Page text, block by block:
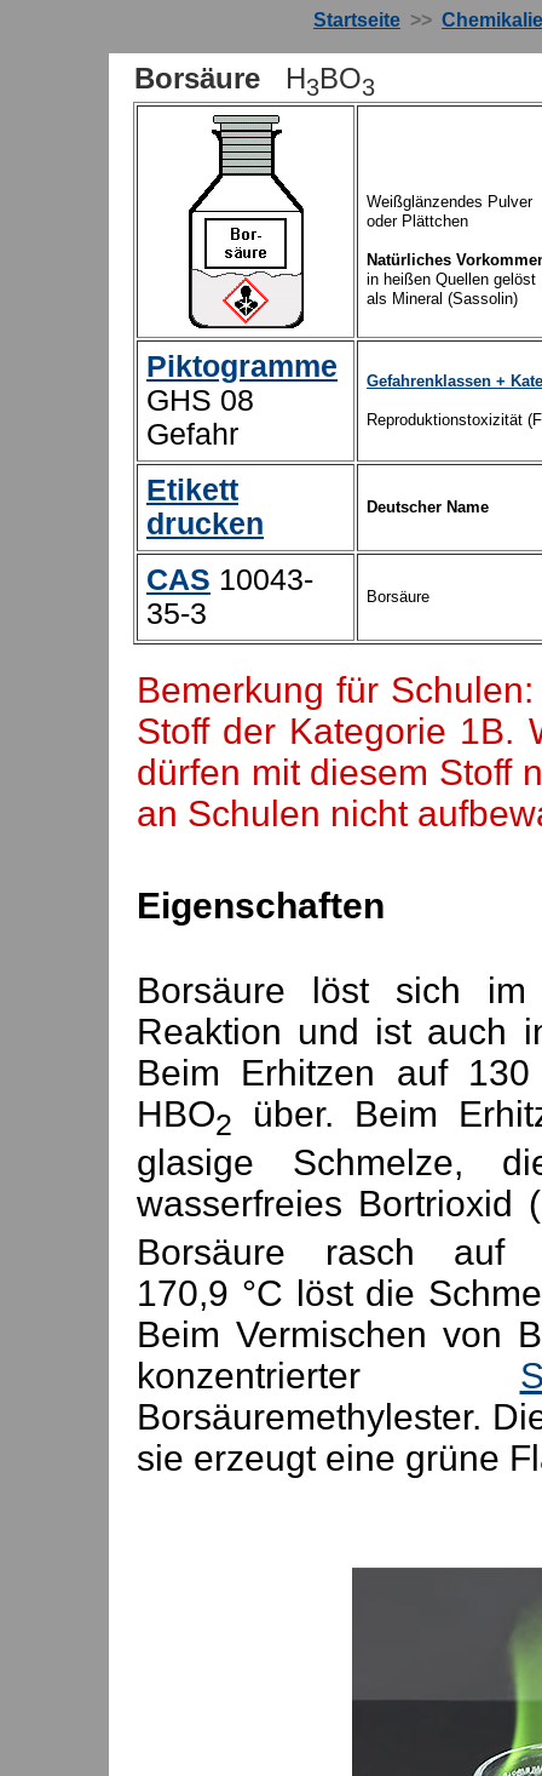
Startseite >>
Borsäure H3BO3
Weißglänzendes Pulver
oder Plättchen
Natürliches
in heißen Quellen gelöst
als Mineral (Sassolin)
Piktogramme
GHS 08
Gefahr
Gefahrenklassen +
Reproduktionstoxizität
Etikett
drucken
Deutscher Name
CAS 10043-
35-3
Borsäure
Bemerkung für
Stoff der Kategorie 1B.
dürfen mit diesem Stoff
an Schulen nicht
Eigenschaften
Borsäure löst sich
Reaktion und ist auch
Beim Erhitzen auf
HBO2
über. Beim
glasige Schmelze,
wasserfreies Bortrioxid
Borsäure rasch auf
170,9 °C löst die
Beim Vermischen von
konzentrierter
Borsäuremethylester.
sie erzeugt eine grüne